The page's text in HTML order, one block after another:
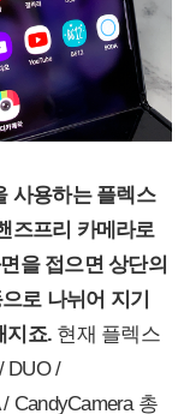
사용하는 플렉스
즈프리 카메라로
을 접으면 상단의
로 나뉘어 지기
지죠. 현재 플렉스
DUO /
CandyCamera 총